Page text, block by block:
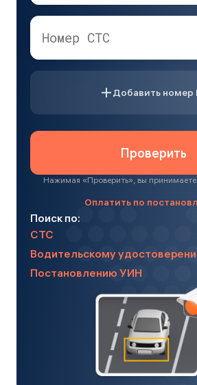
Номер СТС
Добавить номер
Проверить
Нажимая «Проверить», вы принимаете
Оплатить по
Поиск по:
СТС
Водительскому
Постановлению УИН